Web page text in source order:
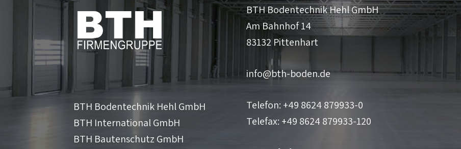
BTH Bodentechnik Hehl GmbH
BTH International GmbH
BTH Bautenschutz GmbH
BTH Bodentechnik Hehl GmbH
Am Bahnhof 14
83132 Pittenhart
info@bth-boden.de
Telefon: +49 8624 879933-0
Telefax: +49 8624 879933-120